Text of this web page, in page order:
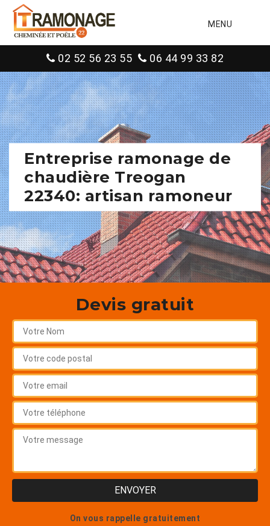
MENU
02 52 56 23 55 06 44 99 33 82
Entreprise ramonage de
chaudière Treogan
22340: artisan ramoneur
Devis gratuit
On vous rappelle gratuitement